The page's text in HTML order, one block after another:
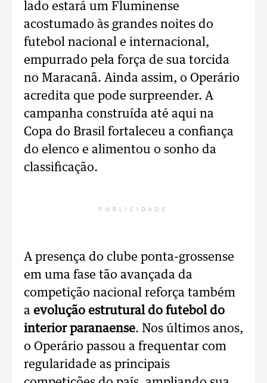
lado estará um Fluminense
acostumado às grandes noites do
futebol nacional e internacional,
empurrado pela força de sua torcida
no Maracanã. Ainda assim, o Operário
acredita que pode surpreender. A
campanha construída até aqui na
Copa do Brasil fortaleceu a confiança
do elenco e alimentou o sonho da
classificação.
PUBLICIDADE
A presença do clube ponta-grossense
em uma fase tão avançada da
competição nacional reforça também
a evolução estrutural do futebol do
interior paranaense. Nos últimos anos,
o Operário passou a frequentar com
regularidade as principais